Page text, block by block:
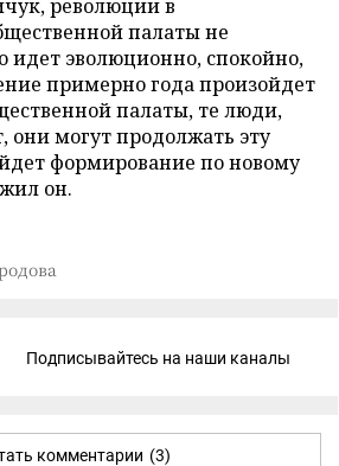
революции в
палаты не
идет эволюционно, спокойно,
примерно года произойдет
палаты, те люди,
они могут продолжать эту
формирование по новому
он.
Подписывайтесь на наши каналы
комментарии (3)